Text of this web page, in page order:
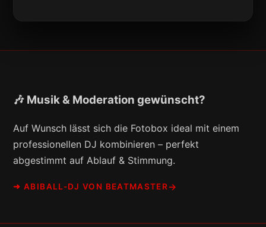
🎶 Musik & Moderation gewünscht?
Auf Wunsch lässt sich die Fotobox ideal mit einem
professionellen DJ kombinieren – perfekt
abgestimmt auf Ablauf & Stimmung.
➜ ABIBALL-DJ VON BEATMASTER